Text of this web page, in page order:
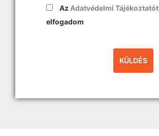
Az Adatvédelmi Tájékoztatót
elfogadom